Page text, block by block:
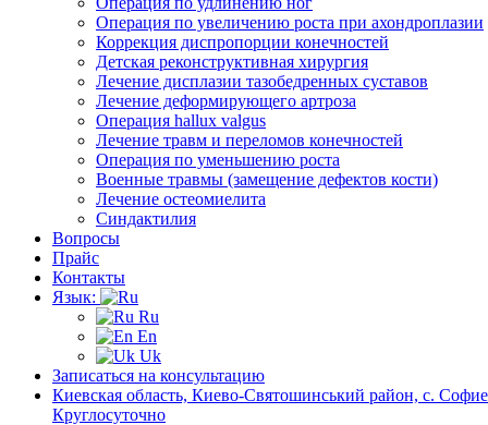
Операция по увеличению роста при ахондроплазии
Коррекция диспропорции конечностей
Детская реконструктивная хирургия
Лечение дисплазии тазобедренных суставов
Лечение деформирующего артроза
Операция hallux valgus
Лечение травм и переломов конечностей
Операция по уменьшению роста
Военные травмы (замещение дефектов кости)
Лечение остеомиелита
Синдактилия
Вопросы
Прайс
Контакты
Язык:
Ru
En
Uk
Записаться на консультацию
Киевская область, Киево-Святошинський район, с.
Круглосуточно